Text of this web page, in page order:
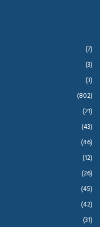
(7)
(3)
(3)
(802)
(21)
(43)
(46)
(12)
(26)
(45)
(42)
(31)